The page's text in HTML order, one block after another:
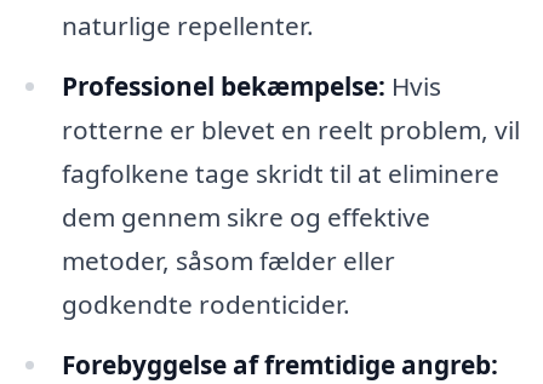
naturlige repellenter.
Professionel bekæmpelse: Hvis
rotterne er blevet en reelt problem, vil
fagfolkene tage skridt til at eliminere
dem gennem sikre og effektive
metoder, såsom fælder eller
godkendte rodenticider.
Forebyggelse af fremtidige angreb: